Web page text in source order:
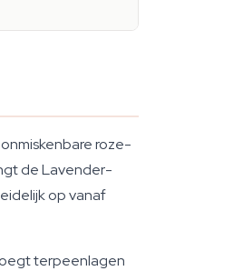
roze-
de Lavender-
op vanaf
terpeenlagen